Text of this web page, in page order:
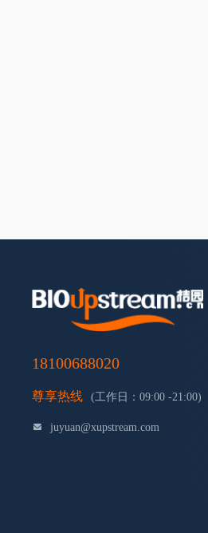
18100688020
尊享热线 (工作日：09:00 -21:00)
juyuan@xupstream.com